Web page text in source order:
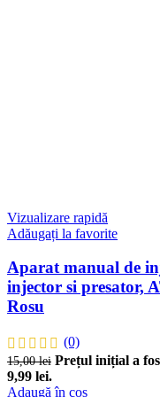
Vizualizare rapidă
Adăugați la favorite
Aparat manual de
injector si presator,
Rosu
(0)
15,00lei Prețul inițial a
9,99 lei.
Adaugă în coș